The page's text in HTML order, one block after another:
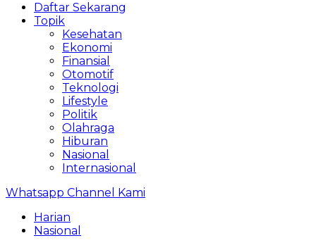
Daftar Sekarang
Topik
Kesehatan
Ekonomi
Finansial
Otomotif
Teknologi
Lifestyle
Politik
Olahraga
Hiburan
Nasional
Internasional
Whatsapp Channel Kami
Harian
Nasional